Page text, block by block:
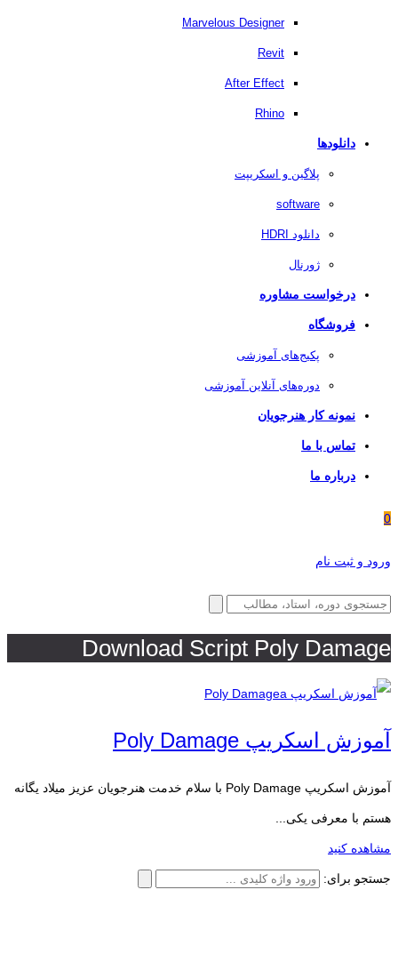
Marvelous Designer
Revit
After Effect
Rhino
دانلودها
پلاگین و اسکریپت
software
دانلود HDRI
ژورنال
درخواست مشاوره
فروشگاه
پکیج‌های آموزشی
دوره‌های آنلاین آموزشی
نمونه کار هنرجویان
تماس با ما
درباره ما
0
ورود و ثبت نام
آموزش اسکریپ Poly Damage
آموزش اسکریپ Poly Damage با سلام خدمت هنرجویان عزیز میلاد یگانه
هستم با معرفی یکی...
مشاهده کنید
جستجو برای: